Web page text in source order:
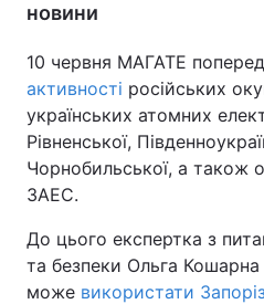
новини
10 червня МАГАТЕ
активності російських
українських атомних
Рівненської,
Чорнобильської, а також
ЗАЕС.
До цього експертка з
та безпеки Ольга
може використати